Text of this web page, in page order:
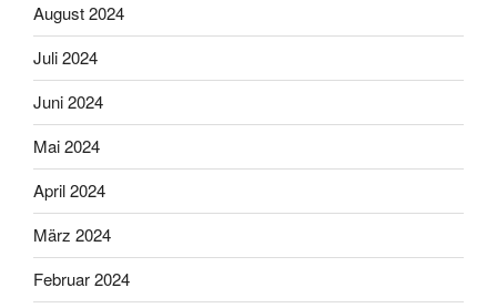
August 2024
Juli 2024
Juni 2024
Mai 2024
April 2024
März 2024
Februar 2024